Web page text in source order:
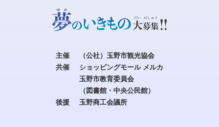
主催
（公社）玉野市観光協会
共催
ショッピングモール メルカ
玉野市教育委員会
（図書館・中央公民館）
後援
玉野商工会議所